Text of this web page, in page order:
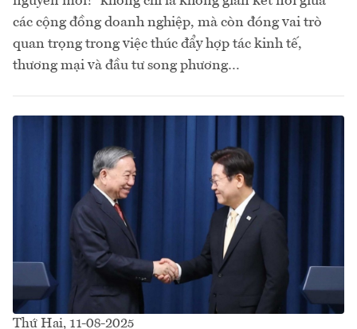
các cộng đồng doanh nghiệp, mà còn đóng vai trò
quan trọng trong việc thúc đẩy hợp tác kinh tế,
thương mại và đầu tư song phương…
Thứ Hai, 11-08-2025